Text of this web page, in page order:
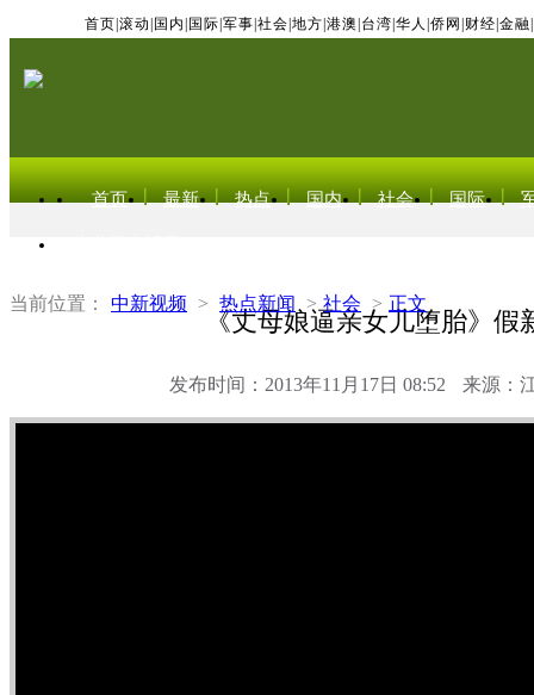
首页 滚动 国内 国际 军事 社会 地方 港澳 台湾 华人 侨网 财经 金融
首页 最新 热点 国内 社会 国际
当前位置： 中新视频 > 热点新闻 > 社会 > 正文
《丈母娘逼亲女儿堕胎》假
发布时间：2013年11月17日 08:52 来源：